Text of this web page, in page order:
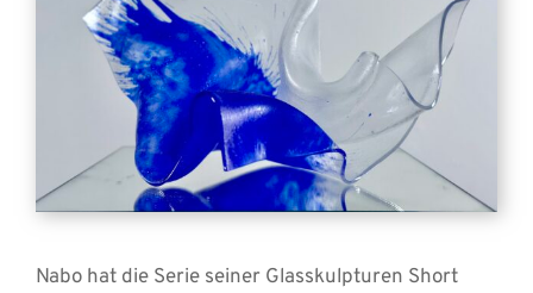
Nabo hat die Serie seiner Glasskulpturen Short